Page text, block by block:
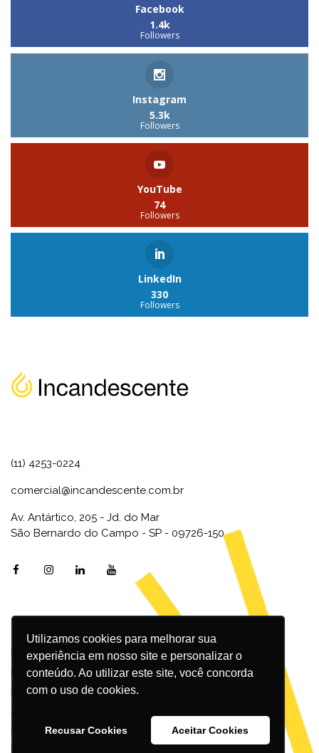
Utilizamos cookies para melhorar sua
experiência em nosso site e personalizar o
conteúdo. Ao utilizar este site, você concorda
com o uso de cookies.
Recusar Cookies Aceitar Cookies
Facebook
1.4k
Followers
Instagram
5.3k
Followers
YouTube
74
Followers
LinkedIn
330
Followers
(11) 4253-0224
comercial@incandescente.com.br
Av. Antártico, 205 - Jd. do Mar
São Bernardo do Campo - SP - 09726-150
Marketing Digital
Inbound Marketing
Redes Sociais
SEO
Design
Podcast